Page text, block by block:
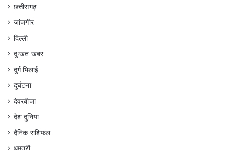
छत्तीसगढ़
जांजगीर
दिल्ली
दुःखत खबर
दुर्ग भिलाई
दुर्घटना
देवरबीजा
देश दुनिया
दैनिक राशिफल
धमतरी